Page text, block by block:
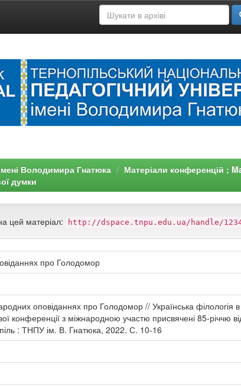
Володимира Гнатюка
Матеріали конференцій ;
думки
цей матеріал: http://dspace.tnpu.edu.ua/handle/
про Голодомор
оповіданнях про Голодомор // Українська філологія в
конференції з міжнародною участю присвячені 85-річчю
: ТНПУ ім. В. Гнатюка, 2022. С. 10-16